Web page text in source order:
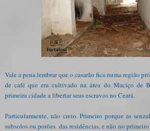
Vale a pena lembrar que o casarão fica numa região
de café que era cultivado na área do Maciço de
primeira cidade a libertar seus escravos no Ceará.
Particularmente, não creio. Primeiro porque as
subsolos ou porões das residências, e não no primeiro